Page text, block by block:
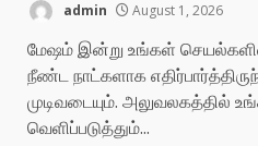
admin August 1, 2026
மேஷம் இன்று உங்கள்
நீண்ட நாட்களாக
முடிவடையும். அலுவலகத்தில்
வெளிப்படுத்தும்...